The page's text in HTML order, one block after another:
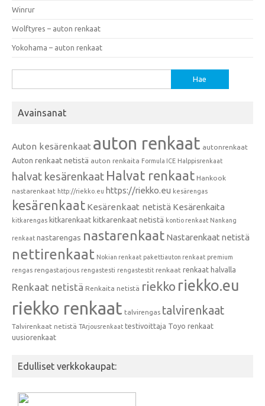
Winrur
Wolftyres – auton renkaat
Yokohama – auton renkaat
Avainsanat
Auton kesärenkaat auton renkaat autonrenkaat
Auton renkaat netistä auton renkaita Formula ICE Halppisrenkaat
halvat kesärenkaat Halvat renkaat Hankook
nastarenkaat http://riekko.eu https://riekko.eu kesärengas
kesärenkaat Kesärenkaat netistä Kesärenkaita
kitkarengas kitkarenkaat kitkarenkaat netistä kontio renkaat Nankang
renkaat nastarengas nastarenkaat Nastarenkaat netistä
nettirenkaat Nokian renkaat pakettiauton renkaat premium
rengas rengastarjous rengastesti rengastestit renkaat renkaat halvalla
Renkaat netistä Renkaita netistä riekko riekko.eu
riekko renkaat talvirengas talvirenkaat
Talvirenkaat netistä TArjousrenkaat testivoittaja Toyo renkaat
uusiorenkaat
Edulliset verkkokaupat: